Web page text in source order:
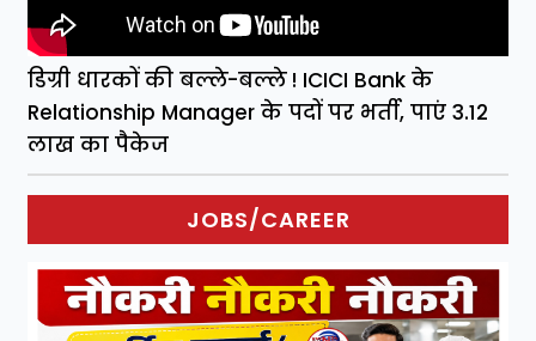
डिग्री धारकों की बल्ले-बल्ले ! ICICI Bank के
Relationship Manager के पदों पर भर्ती, पाएं 3.12
लाख का पैकेज
JOBS/CAREER